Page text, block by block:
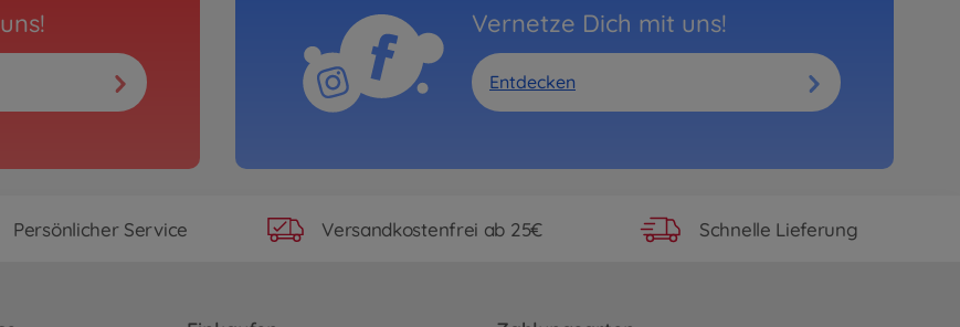
Vernetze Dich mit uns!
Entdecken
Persönlicher Service Versandkostenfrei ab 25€ Schnelle Lieferung